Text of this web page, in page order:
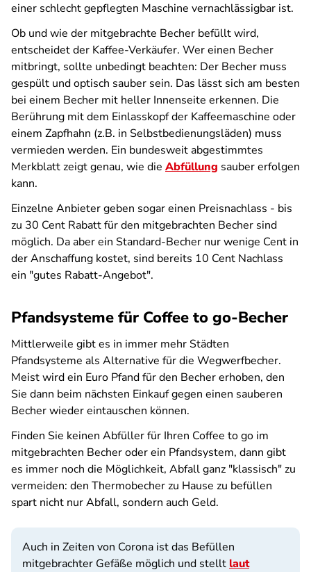
einer schlecht gepflegten Maschine vernachlässigbar ist.
Ob und wie der mitgebrachte Becher befüllt wird,
entscheidet der Kaffee-Verkäufer. Wer einen Becher
mitbringt, sollte unbedingt beachten: Der Becher muss
gespült und optisch sauber sein. Das lässt sich am besten
bei einem Becher mit heller Innenseite erkennen. Die
Berührung mit dem Einlasskopf der Kaffeemaschine oder
einem Zapfhahn (z.B. in Selbstbedienungsläden) muss
vermieden werden. Ein bundesweit abgestimmtes
Merkblatt zeigt genau, wie die Abfüllung sauber erfolgen
kann.
Einzelne Anbieter geben sogar einen Preisnachlass - bis
zu 30 Cent Rabatt für den mitgebrachten Becher sind
möglich. Da aber ein Standard-Becher nur wenige Cent in
der Anschaffung kostet, sind bereits 10 Cent Nachlass
ein "gutes Rabatt-Angebot".
Pfandsysteme für Coffee to go-Becher
Mittlerweile gibt es in immer mehr Städten
Pfandsysteme als Alternative für die Wegwerfbecher.
Meist wird ein Euro Pfand für den Becher erhoben, den
Sie dann beim nächsten Einkauf gegen einen sauberen
Becher wieder eintauschen können.
Finden Sie keinen Abfüller für Ihren Coffee to go im
mitgebrachten Becher oder ein Pfandsystem, dann gibt
es immer noch die Möglichkeit, Abfall ganz "klassisch" zu
vermeiden: den Thermobecher zu Hause zu befüllen
spart nicht nur Abfall, sondern auch Geld.
Auch in Zeiten von Corona ist das Befüllen
mitgebrachter Gefäße möglich und stellt laut